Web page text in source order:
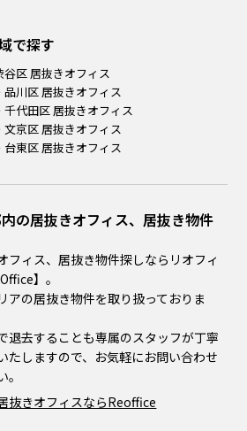
で探す
谷区 居抜きオフィス
品川区 居抜きオフィス
千代田区 居抜きオフィス
文京区 居抜きオフィス
台東区 居抜きオフィス
の居抜きオフィス、居抜き物件
フィス、居抜き物件探しならリオフィ
】。
アの居抜き物件を取り扱っておりま
退去することも専属のスタッフが丁寧
たしますので、お気軽にお問い合わせ
。
抜きオフィスならReoffice